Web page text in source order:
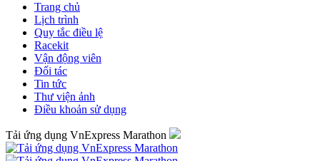
Trang chủ
Lịch trình
Quy tắc điều lệ
Racekit
Vận động viên
Đối tác
Tin tức
Thư viện ảnh
Điều khoản sử dụng
Tải ứng dụng VnExpress Marathon